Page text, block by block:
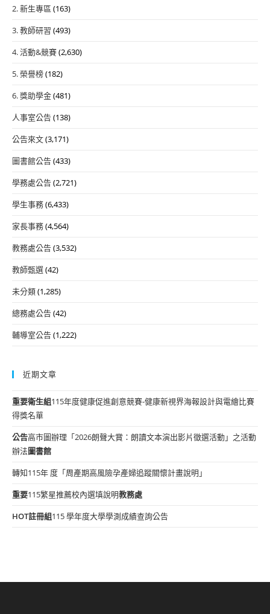
2. 新生專區 (163)
3. 教師研習 (493)
4. 活動&競賽(2,630)
5. 榮譽榜(182)
6. 獎助學金(481)
人事室公告(138)
公告來文(3,171)
圖書館公告(433)
學務處公告(2,721)
學生事務(6,433)
家長事務(4,564)
教務處公告(3,532)
教師甄選(42)
未分類(1,285)
總務處公告(42)
輔導室公告(1,222)
近期文章
重要衛生組115年度健康促進創意競賽-健康新視界海報設計與電繪比賽
得獎名單
公告高市圖辦理「2026朗聲大賞：朗讀文本演出影片徵選活動」之活動
辦法圖書館
轉知115年 度「周產期高風險孕產婦追蹤關懷計畫說明」
重要115繁星推薦校內選填說明教務處
HOT註冊組115 學年度大學學測成績查詢公告